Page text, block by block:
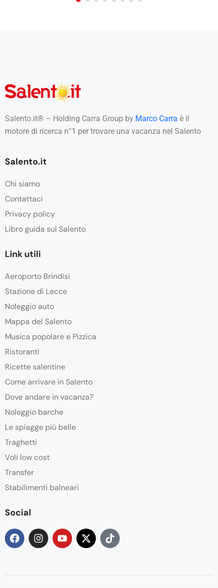
Salento.it® – Holding Carra Group by Marco Carra è il
motore di ricerca n°1 per trovare una vacanza nel Salento
Salento.it
Chi siamo
Contattaci
Privacy policy
Libro guida sul Salento
Link utili
Aeroporto Brindisi
Stazione di Lecce
Noleggio auto
Mappa del Salento
Musica popolare e Pizzica
Ristoranti
Ricette salentine
Come arrivare in Salento
Dove andare in vacanza?
Noleggio barche
Le spiagge più belle
Traghetti
Voli low cost
Transfer
Stabilimenti balneari
Social